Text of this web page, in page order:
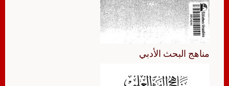
مناهج البحث الأدبي